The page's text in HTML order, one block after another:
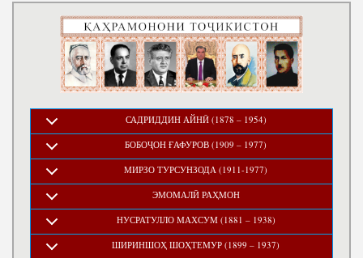
САДРИДДИН АЙНӢ (1878 – 1954)
БОБОҶОН ҒАФУРОВ (1909 – 1977)
МИРЗО ТУРСУНЗОДА (1911-1977)
ЭМОМАЛӢ РАҲМОН
НУСРАТУЛЛО МАХСУМ (1881 – 1938)
ШИРИНШОҲ ШОҲТЕМУР (1899 – 1937)